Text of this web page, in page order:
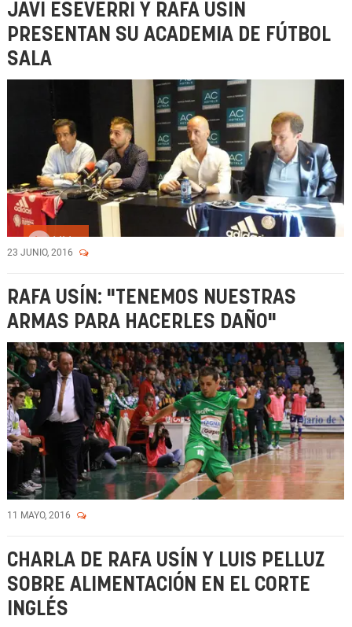
JAVI ESEVERRI Y RAFA USÍN
PRESENTAN SU ACADEMIA DE FÚTBOL
SALA
23 JUNIO, 2016
RAFA USÍN: "TENEMOS NUESTRAS
ARMAS PARA HACERLES DAÑO"
11 MAYO, 2016
CHARLA DE RAFA USÍN Y LUIS PELLUZ
SOBRE ALIMENTACIÓN EN EL CORTE
INGLÉS